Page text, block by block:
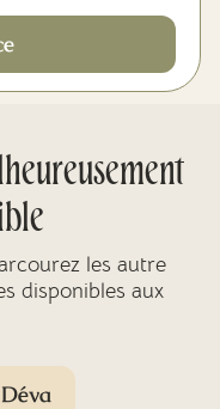
les autre
disponibles aux